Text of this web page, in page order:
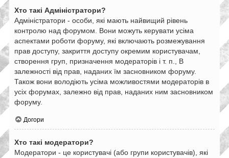
Хто такі Адміністратори?
Адміністратори - особи, які мають найвищий рівень
контролю над форумом. Вони можуть керувати усіма
аспектами роботи форуму, які включають розмежування
прав доступу, закриття доступу окремим користувачам,
створення груп, призначення модераторів і т. п., В
залежності від прав, наданих їм засновником форуму.
Також вони володіють усіма можливостями модераторів в
усіх форумах, залежно від прав, наданих ним засновником
форуму.
Догори
Хто такі модератори?
Модератори - це користувачі (або групи користувачів), які